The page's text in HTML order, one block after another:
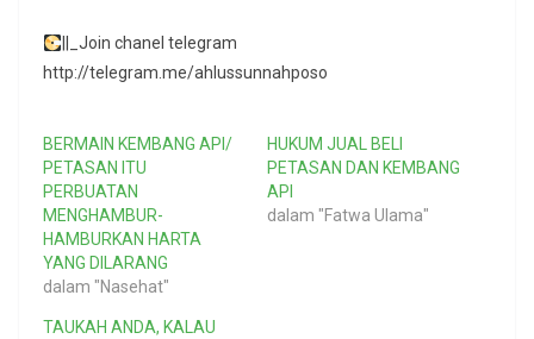
||_Join chanel telegram
http://telegram.me/ahlussunnahposo
BERMAIN KEMBANG API/
PETASAN ITU
PERBUATAN
MENGHAMBUR-
HAMBURKAN HARTA
YANG DILARANG
dalam "Nasehat"
HUKUM JUAL BELI
PETASAN DAN KEMBANG
API
dalam "Fatwa Ulama"
TAUKAH ANDA, KALAU